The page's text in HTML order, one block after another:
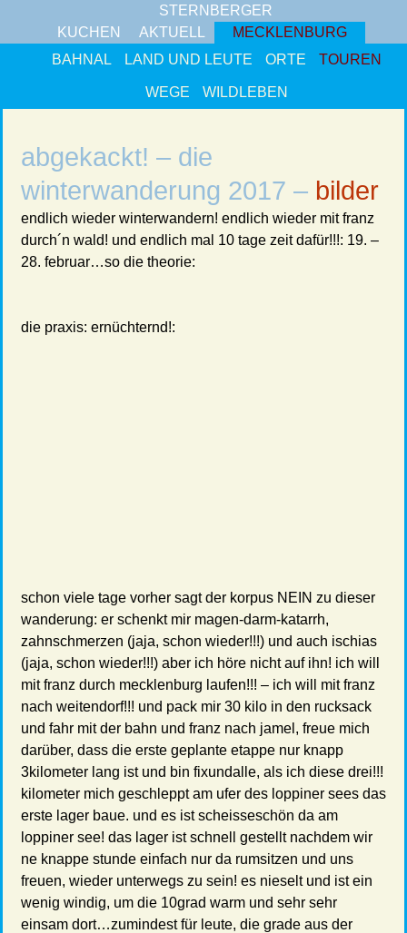
STERNBERGER
KUCHEN
AKTUELL
MECKLENBURG
BAHNAL
LAND UND LEUTE ORTE TOUREN
WEGE WILDLEBEN
abgekackt! – die
winterwanderung 2017 – bilder
endlich wieder winterwandern! endlich wieder mit franz
durch´n wald! und endlich mal 10 tage zeit dafür!!!: 19. –
28. februar…so die theorie:
die praxis: ernüchternd!:
schon viele tage vorher sagt der korpus NEIN zu dieser
wanderung: er schenkt mir magen-darm-katarrh,
zahnschmerzen (jaja, schon wieder!!!) und auch ischias
(jaja, schon wieder!!!) aber ich höre nicht auf ihn! ich will
mit franz durch mecklenburg laufen!!! – ich will mit franz
nach weitendorf!!! und pack mir 30 kilo in den rucksack
und fahr mit der bahn und franz nach jamel, freue mich
darüber, dass die erste geplante etappe nur knapp
3kilometer lang ist und bin fixundalle, als ich diese drei!!!
kilometer mich geschleppt am ufer des loppiner sees das
erste lager baue. und es ist scheisseschön da am
loppiner see! das lager ist schnell gestellt nachdem wir
ne knappe stunde einfach nur da rumsitzen und uns
freuen, wieder unterwegs zu sein! es nieselt und ist ein
wenig windig, um die 10grad warm und sehr sehr
einsam dort…zumindest für leute, die grade aus der